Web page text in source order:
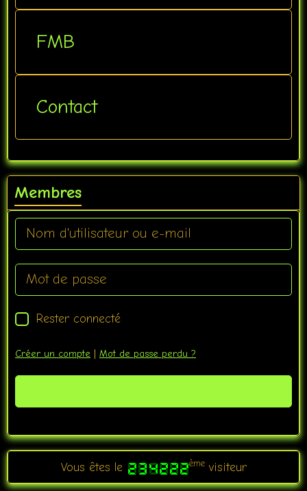
FMB
Contact
Membres
Rester connecté
Créer un compte | Mot de passe perdu ?
Vous êtes le èmevisiteur